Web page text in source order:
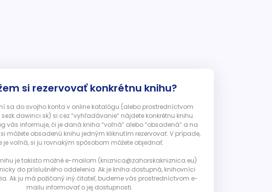
si rezervovať konkrétnu knihu?
sa do svojho konta v online katalógu (alebo prostredníctvom
si cez “vyhľadávanie” nájdete konkrétnu knihu.
vás informuje, či je daná kniha “voľná” alebo “obsadená” a na
môžete obsadenú knihu jedným kliknutím rezervovať. V prípade,
je voľná, si ju rovnakým spôsobom môžete objednať.
je takisto možné e-mailom (kniznica@zahorskakniznica.eu)
do príslušného oddelenia. Ak je kniha dostupná, knihovníci
Ak ju má požičaný iný čitateľ, budeme vás prostredníctvom e-
mailu informovať o jej dostupnosti.